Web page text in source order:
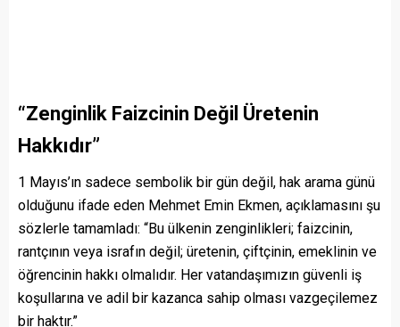
“Zenginlik Faizcinin Değil Üretenin
Hakkıdır”
1 Mayıs’ın sadece sembolik bir gün değil, hak arama günü
olduğunu ifade eden Mehmet Emin Ekmen, açıklamasını şu
sözlerle tamamladı: “Bu ülkenin zenginlikleri; faizcinin,
rantçının veya israfın değil; üretenin, çiftçinin, emeklinin ve
öğrencinin hakkı olmalıdır. Her vatandaşımızın güvenli iş
koşullarına ve adil bir kazanca sahip olması vazgeçilemez
bir haktır.”